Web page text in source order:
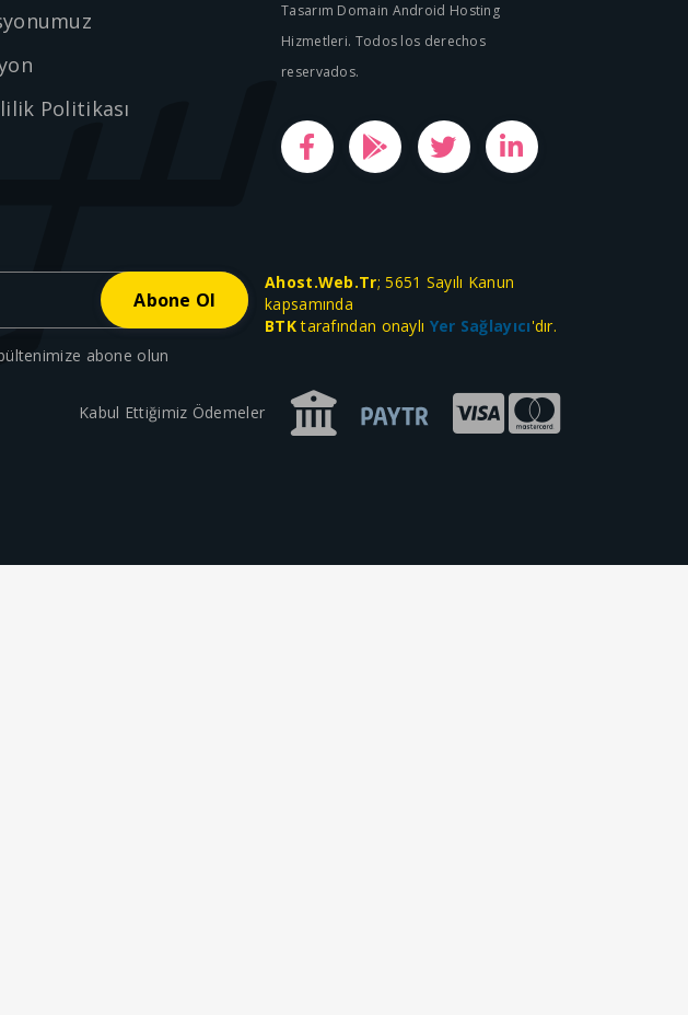
Politikası
Tasarım Domain Android Hosting
Hizmetleri. Todos los derechos
reservados.
abone olun
Ahost.Web.Tr; 5651 Sayılı Kanun
kapsamında
BTKtarafından onaylı Yer Sağlayıcı'dır.
Kabul Ettiğimiz Ödemeler